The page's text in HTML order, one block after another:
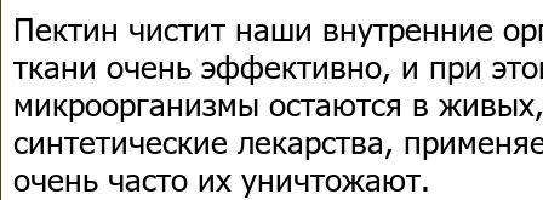
Пектин чистит наши внутренние
ткани очень эффективно, и при
микроорганизмы остаются в
синтетические лекарства,
очень часто их уничтожают.